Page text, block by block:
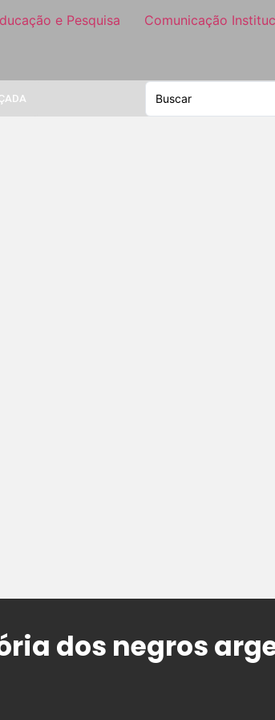
e Pesquisa Comunicação
dos negros